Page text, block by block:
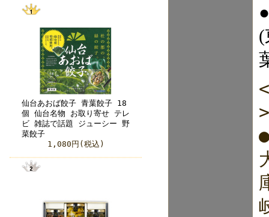
仙台あおば餃子 青葉餃子 18
個 仙台名物 お取り寄せ テレ
ビ 雑誌で話題 ジューシー 野
菜餃子
1,080円(税込)
>